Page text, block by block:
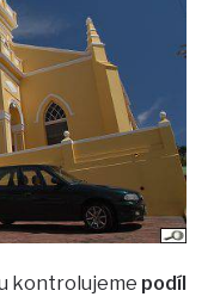
kontrolujeme podíl